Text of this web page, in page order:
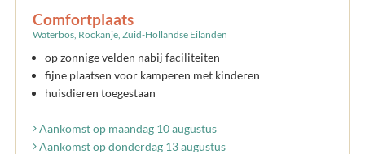
Comfortplaats
Waterbos, Rockanje, Zuid-Hollandse Eilanden
op zonnige velden nabij faciliteiten
fijne plaatsen voor kamperen met kinderen
huisdieren toegestaan
Aankomst op maandag 10 augustus
Aankomst op donderdag 13 augustus